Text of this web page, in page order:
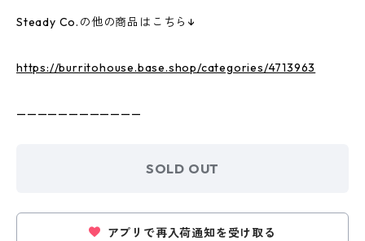
Steady Co.の他の商品はこちら↓
https://burritohouse.base.shop/categories/4713963
————————————
SOLD OUT
アプリで再入荷通知を受け取る